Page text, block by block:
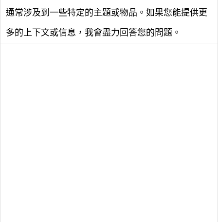
通常涉及到一些特定的主題或物品。如果您能提供更
多的上下文或信息，我會盡力回答您的問題。